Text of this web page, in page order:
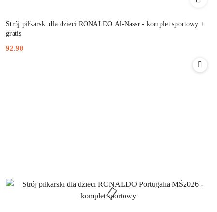
Strój piłkarski dla dzieci RONALDO Al-Nassr - komplet sportowy +
gratis
Cena:
92.90